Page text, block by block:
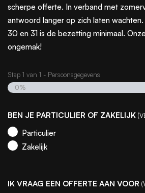
scherpe offerte. In verband met
antwoord langer op zich laten
30 en 31 is de bezetting minimaal.
ongemak!
Stap 1 van 1 - Persoonsgegevens
0%
BEN JE PARTICULIER OF ZAKELIJK
Particulier
Zakelijk
IK VRAAG EEN OFFERTE AAN VOOR